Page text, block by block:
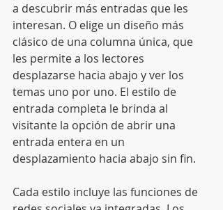
a descubrir más entradas que les
interesan. O elige un diseño más
clásico de una columna única, que
les permite a los lectores
desplazarse hacia abajo y ver los
temas uno por uno. El estilo de
entrada completa le brinda al
visitante la opción de abrir una
entrada entera en un
desplazamiento hacia abajo sin fin.
Cada estilo incluye las funciones de